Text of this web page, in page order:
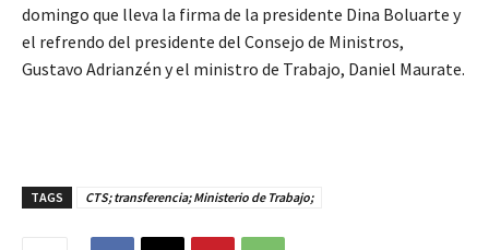
domingo que lleva la firma de la presidente Dina Boluarte y
el refrendo del presidente del Consejo de Ministros,
Gustavo Adrianzén y el ministro de Trabajo, Daniel Maurate.
TAGS CTS; transferencia; Ministerio de Trabajo;